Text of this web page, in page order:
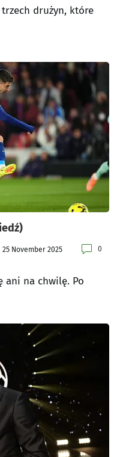
drużyn, które
25 November 2025 0
ani na chwilę. Po